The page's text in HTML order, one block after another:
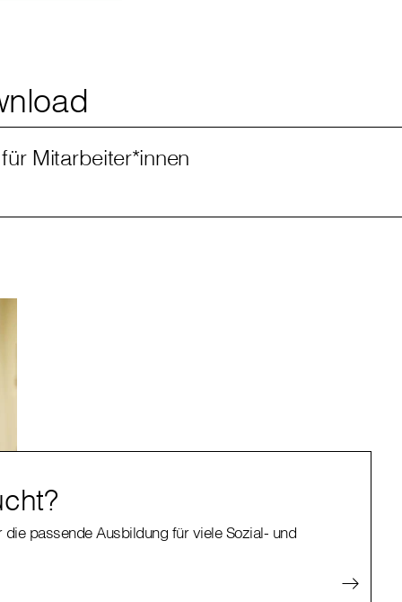
Mitarbeiter*innen
passende Ausbildung für viele Sozial- und